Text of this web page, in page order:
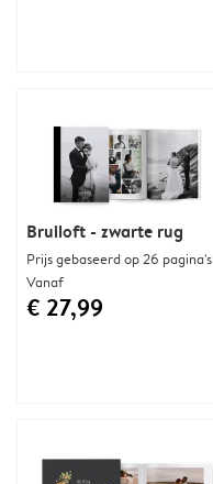
Bruiloft - zwarte rug
Prijs gebaseerd op 26 pagina's
Vanaf
€ 27,99